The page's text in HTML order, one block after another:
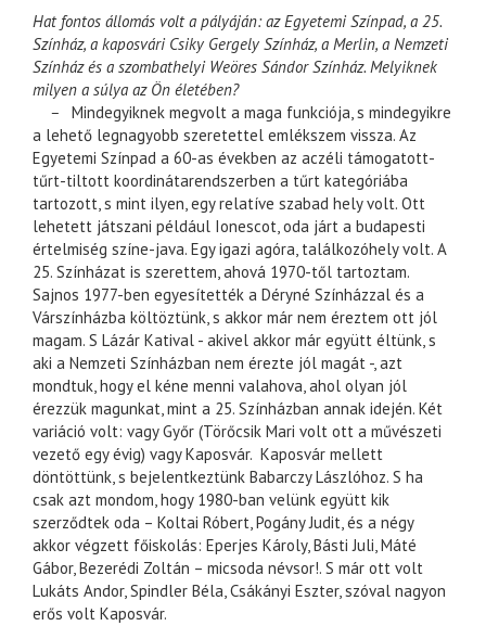
Hat fontos állomás volt a pályáján: az Egyetemi Színpad, a 25.
Színház, a kaposvári Csiky Gergely Színház, a Merlin, a Nemzeti
Színház és a szombathelyi Weöres Sándor Színház. Melyiknek
milyen a súlya az Ön életében?
– Mindegyiknek megvolt a maga funkciója, s mindegyikre
a lehető legnagyobb szeretettel emlékszem vissza. Az
Egyetemi Színpad a 60-as években az aczéli támogatott-
tűrt-tiltott koordinátarendszerben a tűrt kategóriába
tartozott, s mint ilyen, egy relatíve szabad hely volt. Ott
lehetett játszani például Ionescot, oda járt a budapesti
értelmiség színe-java. Egy igazi agóra, találkozóhely volt. A
25. Színházat is szerettem, ahová 1970-től tartoztam.
Sajnos 1977-ben egyesítették a Déryné Színházzal és a
Várszínházba költöztünk, s akkor már nem éreztem ott jól
magam. S Lázár Katival - akivel akkor már együtt éltünk, s
aki a Nemzeti Színházban nem érezte jól magát -, azt
mondtuk, hogy el kéne menni valahova, ahol olyan jól
érezzük magunkat, mint a 25. Színházban annak idején. Két
variáció volt: vagy Győr (Törőcsik Mari volt ott a művészeti
vezető egy évig) vagy Kaposvár. Kaposvár mellett
döntöttünk, s bejelentkeztünk Babarczy Lászlóhoz. S ha
csak azt mondom, hogy 1980-ban velünk együtt kik
szerződtek oda – Koltai Róbert, Pogány Judit, és a négy
akkor végzett főiskolás: Eperjes Károly, Básti Juli, Máté
Gábor, Bezerédi Zoltán – micsoda névsor!. S már ott volt
Lukáts Andor, Spindler Béla, Csákányi Eszter, szóval nagyon
erős volt Kaposvár.